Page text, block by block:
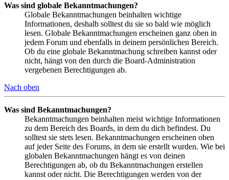
Was sind globale Bekanntmachungen?
Globale Bekanntmachungen beinhalten wichtige
Informationen, deshalb solltest du sie so bald wie möglich
lesen. Globale Bekanntmachungen erscheinen ganz oben in
jedem Forum und ebenfalls in deinem persönlichen Bereich.
Ob du eine globale Bekanntmachung schreiben kannst oder
nicht, hängt von den durch die Board-Administration
vergebenen Berechtigungen ab.
Nach oben
Was sind Bekanntmachungen?
Bekanntmachungen beinhalten meist wichtige Informationen
zu dem Bereich des Boards, in dem du dich befindest. Du
solltest sie stets lesen. Bekanntmachungen erscheinen oben
auf jeder Seite des Forums, in dem sie erstellt wurden. Wie bei
globalen Bekanntmachungen hängt es von deinen
Berechtigungen ab, ob du Bekanntmachungen erstellen
kannst oder nicht. Die Berechtigungen werden von der